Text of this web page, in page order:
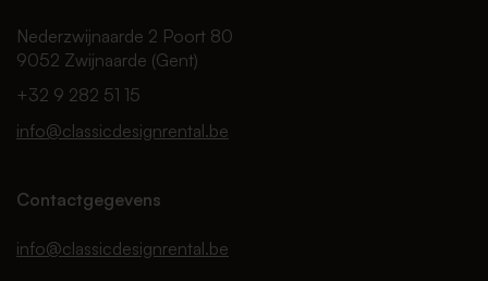
Nederzwijnaarde 2 Poort 80
9052 Zwijnaarde (Gent)
+32 9 282 51 15
info@classicdesignrental.be
Contactgegevens
info@classicdesignrental.be